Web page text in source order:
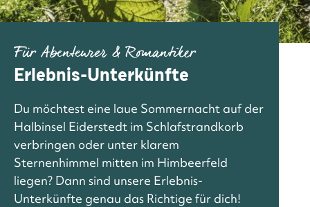
Für Abenteurer & Romantiker
Erlebnis-Unterkünfte
Du möchtest eine laue Sommernacht auf der
Halbinsel Eiderstedt im Schlafstrandkorb
verbringen oder unter klarem
Sternenhimmel mitten im Himbeerfeld
liegen? Dann sind unsere Erlebnis-
Unterkünfte genau das Richtige für dich!